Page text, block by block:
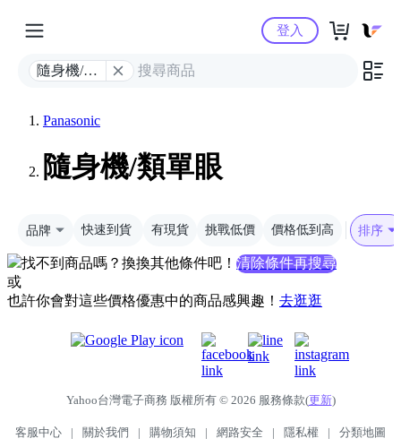
Yahoo購物中心
隨身機/類
登入
Panasonic
隨身機/類單眼
品牌 快速到貨 有現貨 挑戰低價 價格低到高 排序
找不到商品嗎？換換其他條件吧！ 清除條件再搜尋
或
也許你會對這些價格優惠中的商品感興趣！ 去逛逛
Yahoo台灣電子商務 版權所有 © 2026 服務條款(更新)
客服中心 | 關於我們 | 購物須知 | 網路安全 | 隱私權 | 分類地圖